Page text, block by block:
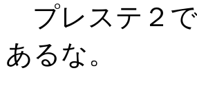
プレステ２
あるな。